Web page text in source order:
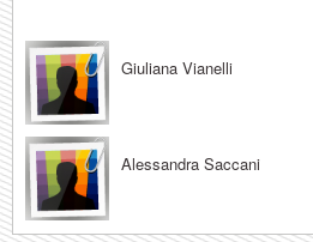
Giuliana Vianelli
Alessandra Saccani